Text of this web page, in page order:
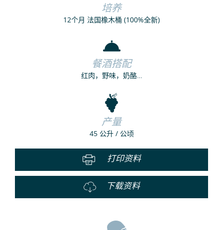
培养
12个月 法国橡木桶 (100%全新)
餐酒搭配
红肉，野味，奶酪…
产量
45 公升 / 公顷
打印资料
下载资料